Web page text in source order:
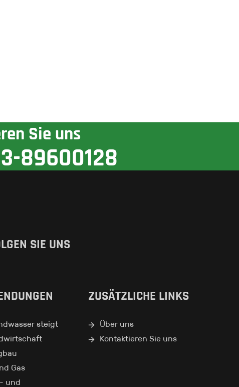
Sie uns
89600128
SIE UNS
steigt
Gas
und
ZUSÄTZLICHE LINKS
Über uns
Kontaktieren Sie uns